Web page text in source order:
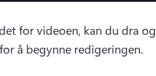
for videoen, kan du dra og
å begynne redigeringen.